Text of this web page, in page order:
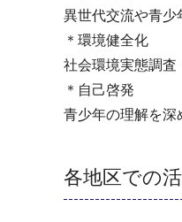
異世代交流や青少
＊環境健全化
社会環境実態調査
＊自己啓発
青少年の理解を深
各地区での